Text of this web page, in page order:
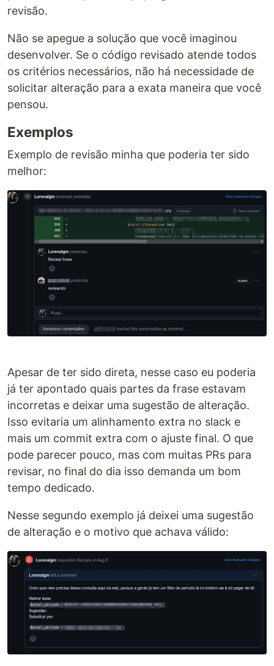
revisão.
Não se apegue a solução que você imaginou
desenvolver. Se o código revisado atende todos
os critérios necessários, não há necessidade de
solicitar alteração para a exata maneira que você
pensou.
Exemplos
Exemplo de revisão minha que poderia ter sido
melhor:
Apesar de ter sido direta, nesse caso eu poderia
já ter apontado quais partes da frase estavam
incorretas e deixar uma sugestão de alteração.
Isso evitaria um alinhamento extra no slack e
mais um commit extra com o ajuste final. O que
pode parecer pouco, mas com muitas PRs para
revisar, no final do dia isso demanda um bom
tempo dedicado.
Nesse segundo exemplo já deixei uma sugestão
de alteração e o motivo que achava válido: